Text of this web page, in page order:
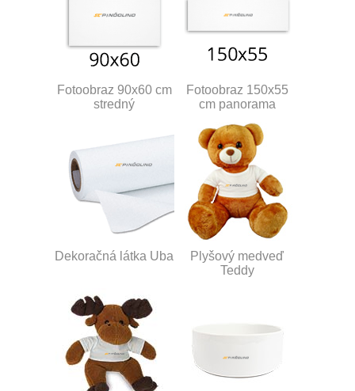
Fotoobraz 90x60 cm
stredný
Fotoobraz 150x55
cm panorama
Dekoračná látka Uba
Plyšový medveď
Teddy